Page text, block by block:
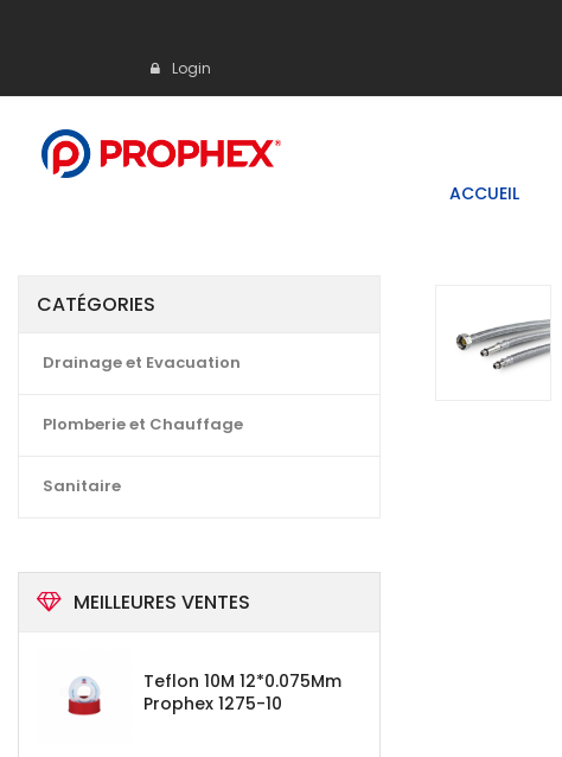
Login
ACCUEIL
CATÉGORIES
Drainage et Evacuation
Plomberie et Chauffage
Sanitaire
MEILLEURES VENTES
Teflon 10M 12*0.075Mm
Prophex 1275-10